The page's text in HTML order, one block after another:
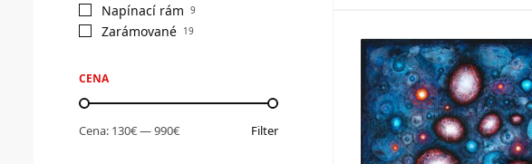
Napínací rám 9
Zarámované 19
CENA
Filter
Cena: 130€—990€